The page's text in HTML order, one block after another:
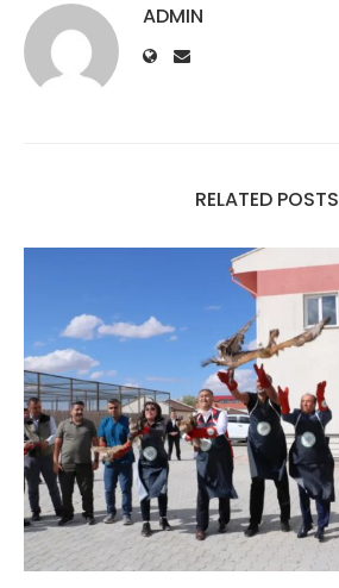
ADMIN
RELATED POSTS